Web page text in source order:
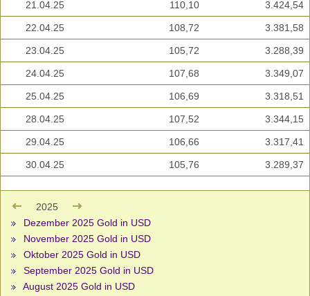
21.04.25 110,10 3.424,54
22.04.25 108,72 3.381,58
23.04.25 105,72 3.288,39
24.04.25 107,68 3.349,07
25.04.25 106,69 3.318,51
28.04.25 107,52 3.344,15
29.04.25 106,66 3.317,41
30.04.25 105,76 3.289,37
2025
Dezember 2025 Gold in USD
November 2025 Gold in USD
Oktober 2025 Gold in USD
September 2025 Gold in USD
August 2025 Gold in USD